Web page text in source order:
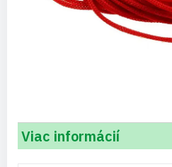
Viac informácií